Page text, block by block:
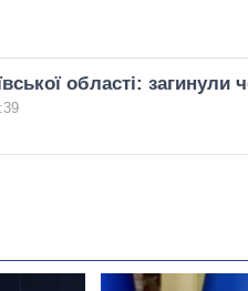
області: загинули